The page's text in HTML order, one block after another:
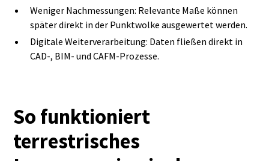
Weniger Nachmessungen: Relevante Maße können
später direkt in der Punktwolke ausgewertet werden.
Digitale Weiterverarbeitung: Daten fließen direkt in
CAD-, BIM- und CAFM-Prozesse.
So funktioniert
terrestrisches